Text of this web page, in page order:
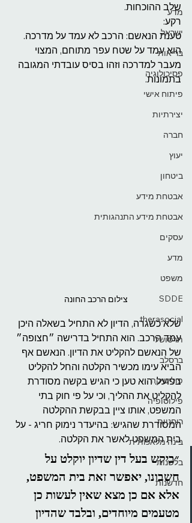
מדע
ישראל
בריאות
פסיכולוגיה
פיתוח אישי
יצירתיות
חברה
יעוץ
ביטחון
אבטחת מידע
אבטחת מידע התנהגותית
עסקים
מדע
משפט
SDDE
therasocial
תרסושל
ברסלב
פוליטיקה
פילוסופיה
רוחניות
בינה מלאכותית
בלשנות
חדשנות
שלב ההוכחות.
רקע:
טענת הנאשם: הרכב לא עמד על מדרכה.
הוא עמד על שטח עפר מתוחם, המצוי
מעבר למדרכה וזהו בסיס עובדתי המגובה
בתמונות.
צילום הרכב החונה
שלא כשגרה, הדיון לא התחיל בשאלה היכן
עמד הרכב. הוא התחיל בדרישה ״חצופה״
של הנאשם להקליט את הדיון. הנאשם אף
הביא עימו מכשיר הקלטה והחל להקליט
בפועל. הוא טען כי הגיש בקשה מסודרת
להקליט את ההליך, וכי על פי חוק בתי
המשפט, אותו ציין בבקשת ההקלטה
המסודרת שהגיש: בהיעדר נימוק חריג - על
בית המשפט לאשר את הקלטה.
״ביקש בעל דין שדיון יוקלט על
חשבונו, יאפשר זאת בית המשפט,
אלא אם כן מצא שאין לעשות כן
מטעמים מיוחדים, ובלבד שהדיון